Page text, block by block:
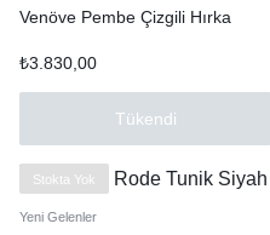
Venöve Pembe Çizgili Hırka
₺3.830,00
Tükendi
Stokta Yok
Yeni Gelenler